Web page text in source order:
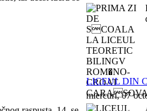
LICEUL DIN
miercuri, 07